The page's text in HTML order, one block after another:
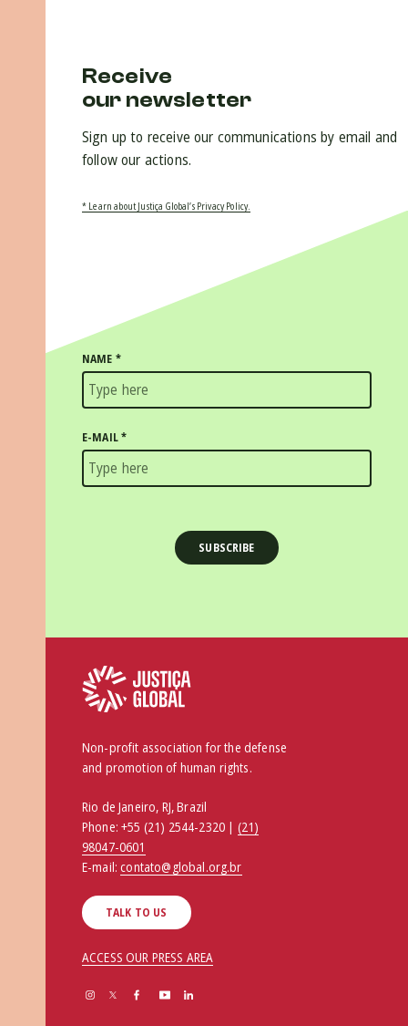
Receive
our newsletter
Sign up to receive our communications by email and
follow our actions.
* Learn about Justiça Global’s Privacy Policy.
NAME *
E-MAIL*
Non-profit association for the defense
and promotion of human rights.
Rio de Janeiro, RJ, Brazil
Phone:+55 (21) 2544-2320 | (21)
98047-0601
E-mail:contato@global.org.br
TALK TO US
ACCESS OUR PRESS AREA